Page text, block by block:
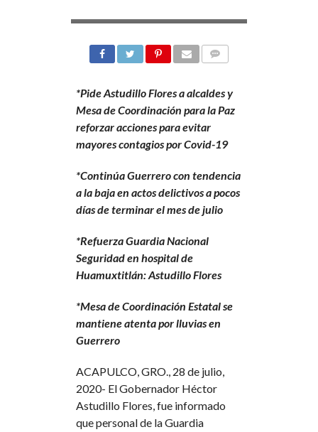
*Pide Astudillo Flores a alcaldes y
Mesa de Coordinación para la Paz
reforzar acciones para evitar
mayores contagios por Covid-19
*Continúa Guerrero con tendencia
a la baja en actos delictivos a pocos
días de terminar el mes de julio
*Refuerza Guardia Nacional
Seguridad en hospital de
Huamuxtitlán: Astudillo Flores
*Mesa de Coordinación Estatal se
mantiene atenta por lluvias en
Guerrero
ACAPULCO, GRO., 28 de julio,
2020- El Gobernador Héctor
Astudillo Flores, fue informado
que personal de la Guardia